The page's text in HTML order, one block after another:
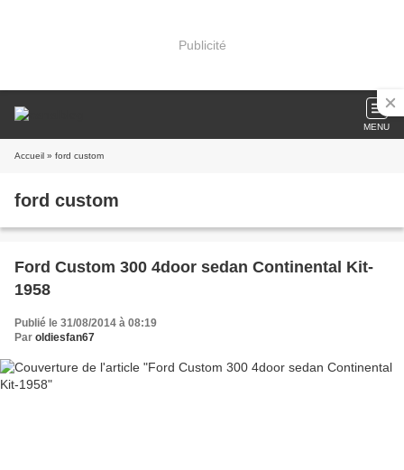
Publicité
MENU
Accueil » ford custom
ford custom
Ford Custom 300 4door sedan Continental Kit-
1958
Publié le 31/08/2014 à 08:19
Par oldiesfan67